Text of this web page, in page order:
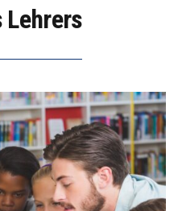
Lehrers